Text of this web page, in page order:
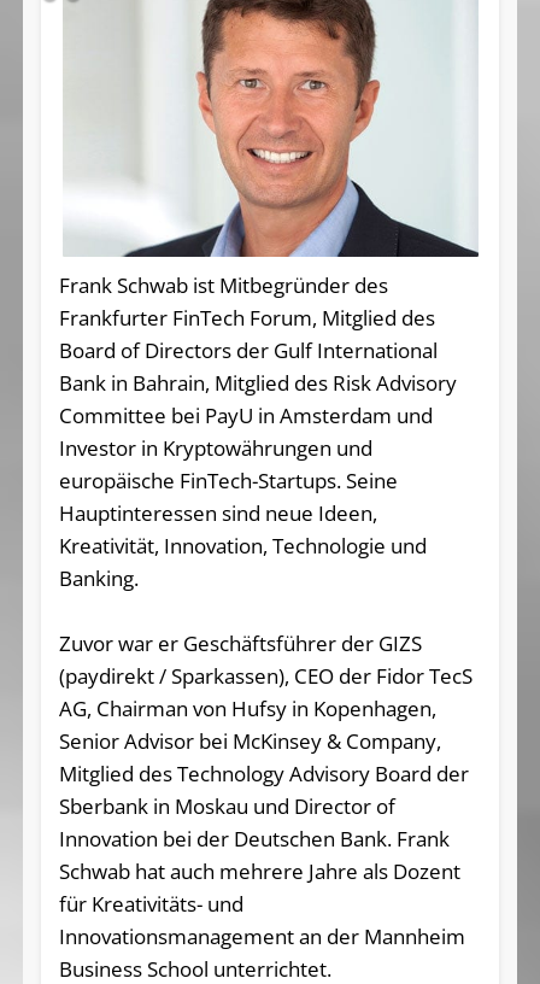
Frank Schwab ist Mitbegründer des
Frankfurter FinTech Forum, Mitglied des
Board of Directors der Gulf International
Bank in Bahrain, Mitglied des Risk Advisory
Committee bei PayU in Amsterdam und
Investor in Kryptowährungen und
europäische FinTech-Startups. Seine
Hauptinteressen sind neue Ideen,
Kreativität, Innovation, Technologie und
Banking.
Zuvor war er Geschäftsführer der GIZS
(paydirekt / Sparkassen), CEO der Fidor TecS
AG, Chairman von Hufsy in Kopenhagen,
Senior Advisor bei McKinsey & Company,
Mitglied des Technology Advisory Board der
Sberbank in Moskau und Director of
Innovation bei der Deutschen Bank. Frank
Schwab hat auch mehrere Jahre als Dozent
für Kreativitäts- und
Innovationsmanagement an der Mannheim
Business School unterrichtet.